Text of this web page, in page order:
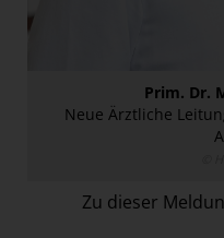
NOVA Orchester Wien
Swiss Life Select
Prim. Dr.
Neue Ärztliche
Zu dieser